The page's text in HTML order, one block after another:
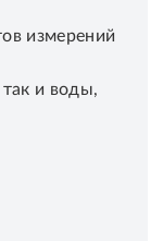
измерений
и воды,